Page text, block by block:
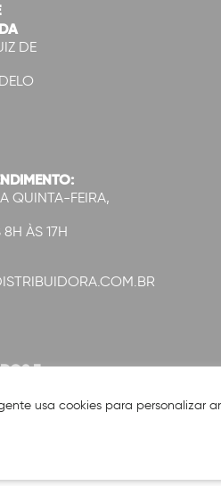
DE
QUINTA-FEIRA,
ÀS 17H
E
usa cookies para personalizar